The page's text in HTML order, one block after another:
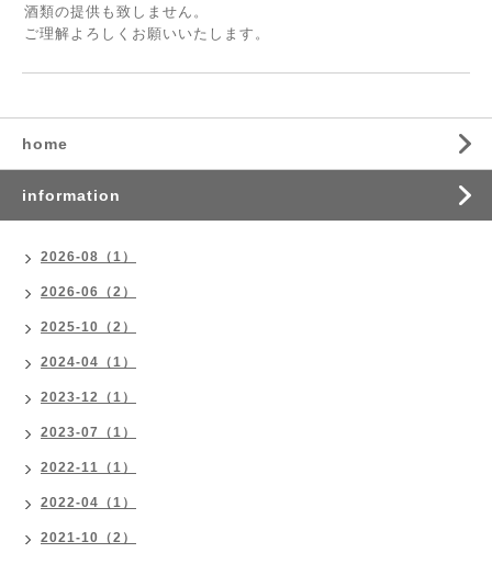
酒類の提供も致しません。
ご理解よろしくお願いいたします。
home
information
2026-08（1）
2026-06（2）
2025-10（2）
2024-04（1）
2023-12（1）
2023-07（1）
2022-11（1）
2022-04（1）
2021-10（2）